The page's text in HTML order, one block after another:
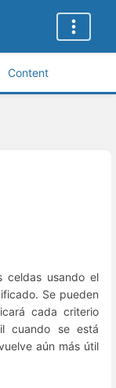
Content
celdas usando el
Se pueden
cada criterio
cuando se está
aún más útil